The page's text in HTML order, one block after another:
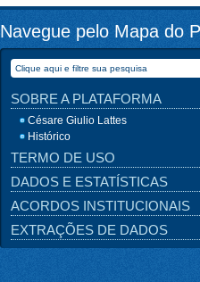
Navegue pelo Mapa do
SOBRE A PLATAFORMA
Césare Giulio Lattes
Histórico
TERMO DE USO
DADOS E ESTATÍSTICAS
ACORDOS INSTITUCIONAIS
EXTRAÇÕES DE DADOS